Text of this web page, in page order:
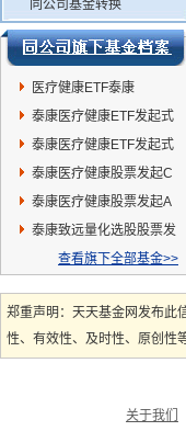
同公司基金转换
医疗健康ETF泰康
泰康医疗健康ETF发起式
联接A
泰康医疗健康ETF发起式
联接C
泰康医疗健康股票发起C
泰康医疗健康股票发起A
泰康致远量化选股股票发
查看旗下全部基金>>
郑重声明：天天基金网发布此
性、有效性、及时性、原创性
关于我们